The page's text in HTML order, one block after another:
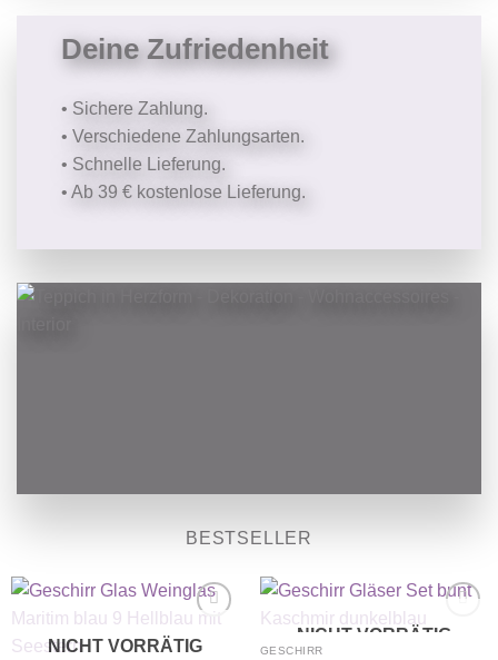
Deine Zufriedenheit
• Sichere Zahlung.
• Verschiedene Zahlungsarten.
• Schnelle Lieferung.
• Ab 39 € kostenlose Lieferung.
BESTSELLER
Auf die
Wunschliste
NICHT VORRÄTIG
Auf die
NICHT VORRÄTIG
GESCHIRR